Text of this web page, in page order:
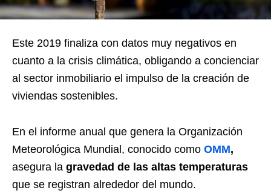
Este 2019 finaliza con datos muy negativos en
cuanto a la crisis climática, obligando a concienciar
al sector inmobiliario el impulso de la creación de
viviendas sostenibles.
En el informe anual que genera la Organización
Meteorológica Mundial, conocido como OMM,
asegura la gravedad de las altas temperaturas
que se registran alrededor del mundo.